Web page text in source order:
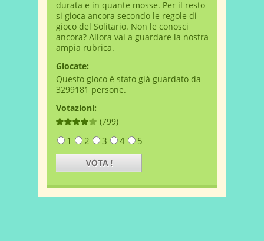
durata e in quante mosse. Per il resto
si gioca ancora secondo le regole di
gioco del Solitario. Non le conosci
ancora? Allora vai a guardare la nostra
ampia rubrica.
Giocate:
Questo gioco è stato già guardato da
3299181 persone.
Votazioni:
(799)
1 2 3 4 5